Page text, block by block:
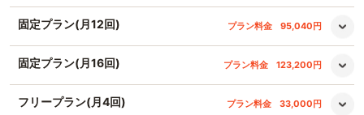
固定プラン(月12回) プラン料金 95,040円
固定プラン(月16回) プラン料金 123,200円
フリープラン(月4回) プラン料金 33,000円